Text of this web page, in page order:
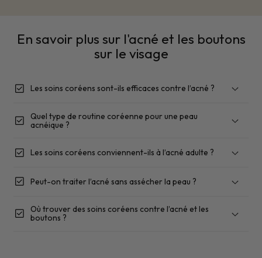
En savoir plus sur l'acné et les boutons
sur le visage
check_box Les soins coréens sont-ils efficaces contre l’acné ?
check_box
Quel type de routine coréenne pour une peau
acnéique ?
routine coréennes pour peau acnéique
sérum ciblé une crème hydratante non
check_box Les soins coréens conviennent-ils à l’acné adulte ?
check_box Peut-on traiter l’acné sans assécher la peau ?
check_box
Où trouver des soins coréens contre l’acné et les
boutons ?